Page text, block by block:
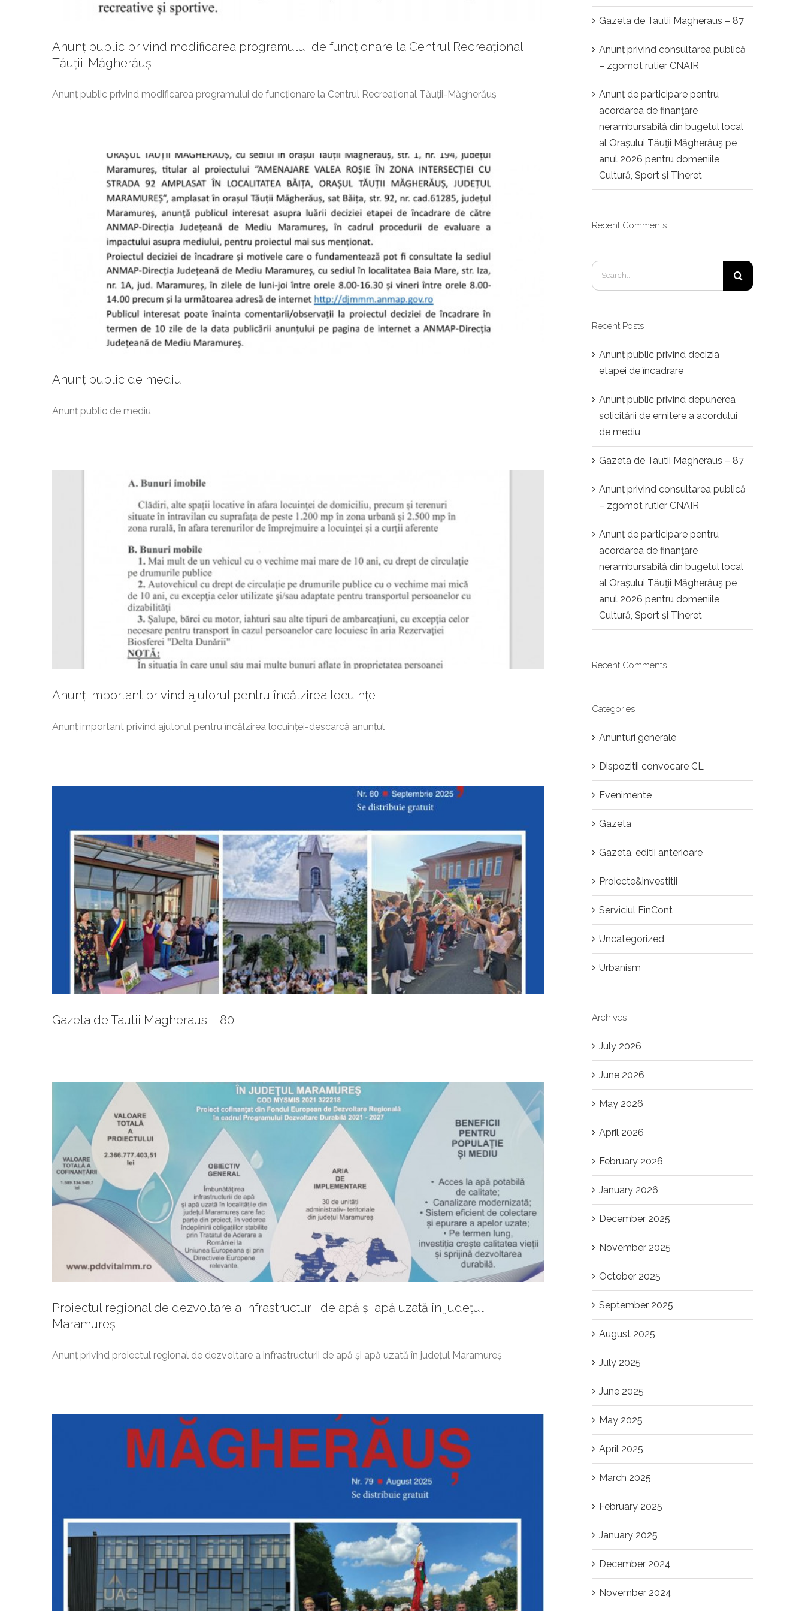
Anunț public privind modificarea programului de funcționare la Centrul Recreațional
Tăuții-Măgherăuș
Anunț public privind modificarea programului de funcționare la Centrul Recreațional Tăuții-Măgherăuș
Anunț public de mediu
Anunț public de mediu
Anunț important privind ajutorul pentru încălzirea locuinței
Anunț important privind ajutorul pentru încălzirea locuinței
Anunț important privind ajutorul pentru încălzirea locuinței-descarcă anunțul
Gazeta de Tautii Magheraus – 80
Gazeta de Tautii Magheraus – 80
Proiectul regional de dezvoltare a infrastructurii de apă și apă uzată în județul
Maramureș
Anunturi generale
Proiectul regional de dezvoltare a infrastructurii de apă și apă uzată în județul
Maramureș
Anunț privind proiectul regional de dezvoltare a infrastructurii de apă și apă uzată în județul Maramureș
Gazeta de Tautii Magheraus – 87
Anunț privind consultarea publică
– zgomot rutier CNAIR
Anunț de participare pentru
acordarea de finanţare
nerambursabilă din bugetul local
al Oraşului Tăuţii Măgherăuş pe
anul 2026 pentru domeniile
Cultură, Sport și Tineret
Recent Comments
Search
for:
Recent Posts
Anunț public privind decizia
etapei de încadrare
Anunț public privind depunerea
solicitării de emitere a acordului
de mediu
Gazeta de Tautii Magheraus – 87
Anunț privind consultarea publică
– zgomot rutier CNAIR
Anunț de participare pentru
acordarea de finanţare
nerambursabilă din bugetul local
al Oraşului Tăuţii Măgherăuş pe
anul 2026 pentru domeniile
Cultură, Sport și Tineret
Recent Comments
Categories
Anunturi generale
Dispozitii convocare CL
Evenimente
Gazeta
Gazeta, editii anterioare
Proiecte&investitii
Serviciul FinCont
Uncategorized
Urbanism
Archives
July 2026
June 2026
May 2026
April 2026
February 2026
January 2026
December 2025
November 2025
October 2025
September 2025
August 2025
July 2025
June 2025
May 2025
April 2025
March 2025
February 2025
January 2025
December 2024
November 2024